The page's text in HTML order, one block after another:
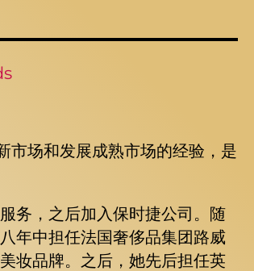
市场和发展成熟市场的经验，是
务，之后加入保时捷公司。随
年中担任法国奢侈品集团路威
妆品牌。之后，她先后担任英